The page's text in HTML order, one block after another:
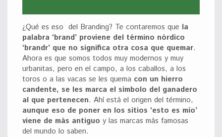
¿Qué es eso del Branding? Te contaremos que la
palabra ‘brand’ proviene del término nórdico
‘brandr’ que no significa otra cosa que quemar.
Ahora es que somos todos muy modernos y muy
urbanitas, pero en el campo, a los caballos, a los
toros o a las vacas se les quema con un hierro
candente, se les marca el símbolo del ganadero
al que pertenecen. Ahí está el origen del término,
aunque eso de poner en los sitios ‘esto es mío’
viene de más antiguo y las marcas más famosas
del mundo lo saben.